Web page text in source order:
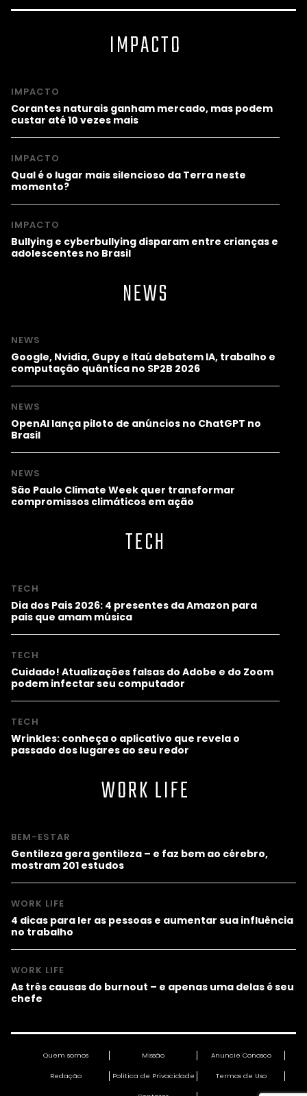
IMPACTO
IMPACTO
Corantes naturais ganham mercado, mas podem
custar até 10 vezes mais
IMPACTO
Qual é o lugar mais silencioso da Terra neste
momento?
IMPACTO
Bullying e cyberbullying disparam entre crianças e
adolescentes no Brasil
NEWS
NEWS
Google, Nvidia, Gupy e Itaú debatem IA, trabalho e
computação quântica no SP2B 2026
NEWS
OpenAI lança piloto de anúncios no ChatGPT no
Brasil
NEWS
São Paulo Climate Week quer transformar
compromissos climáticos em ação
TECH
TECH
Dia dos Pais 2026: 4 presentes da Amazon para
pais que amam música
TECH
Cuidado! Atualizações falsas do Adobe e do Zoom
podem infectar seu computador
TECH
Wrinkles: conheça o aplicativo que revela o
passado dos lugares ao seu redor
WORK LIFE
BEM-ESTAR
Gentileza gera gentileza – e faz bem ao cérebro,
mostram 201 estudos
WORK LIFE
4 dicas para ler as pessoas e aumentar sua influência
no trabalho
WORK LIFE
As três causas do burnout – e apenas uma delas é seu
chefe
Quem somos Missão Anuncie Conosco
Redação Política de Privacidade Termos de Uso